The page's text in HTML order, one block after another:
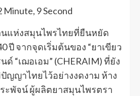
Minute, 9 Second
นแห่งสมุนไพรไทยที่ยืนหยัด
ปี จากจุดเริ่มต้นของ “ยาเขียว
ด์ “เฌอเอม” (CHERAIM) ที่ยัง
ญาไทยไว้อย่างงดงาม ห้าง
ะพัจน์ ผู้ผลิตยาสมุนไพรตรา